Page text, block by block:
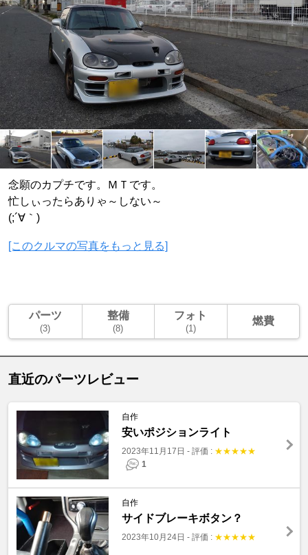
念願のカプチです。ＭＴです。
忙しぃったらありゃ～しない～
(;´∀｀)
[このクルマの写真をもっと見る]
パーツ
(3)
整備
(8)
フォト
(1)
燃費
直近のパーツレビュー
自作
安いポジションライト
2023年11月17日 - 評価 : ★★★★★
1
自作
サイドブレーキボタン？
2023年10月24日 - 評価 : ★★★★★